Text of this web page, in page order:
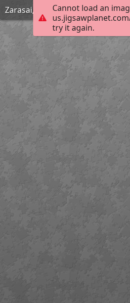
Cannot load an
try it again.
Zarasai, Šiaulių gatvė iš viršaus